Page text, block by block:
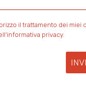
il trattamento dei miei
privacy.